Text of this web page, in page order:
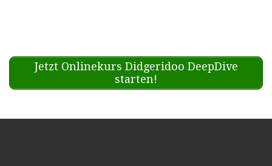
Jetzt Onlinekurs Didgeridoo DeepDive
starten!